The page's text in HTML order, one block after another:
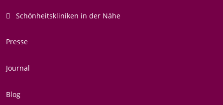
Schönheitskliniken in der Nähe
Presse
Journal
Blog